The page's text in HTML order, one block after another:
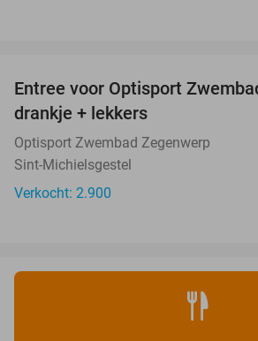
Entree voor Optisport
drankje + lekkers
Optisport Zwembad Zegenwerp
Sint-Michielsgestel
Verkocht: 2.900